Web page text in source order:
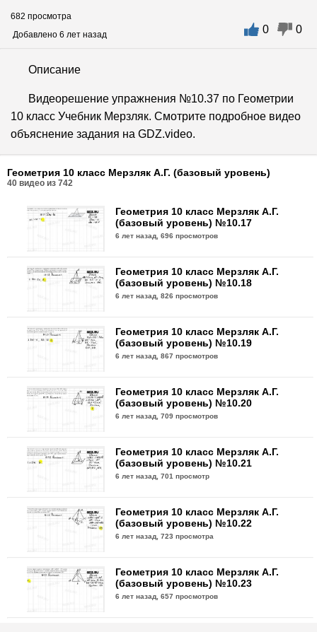
682 просмотра
Добавлено 6 лет назад
0 0
Описание
Видеорешение упражнения №10.37 по Геометрии
10 класс Учебник Мерзляк. Смотрите подробное видео
объяснение задания на GDZ.video.
Геометрия 10 класс Мерзляк А.Г. (базовый уровень)
40 видео из 742
Геометрия 10 класс Мерзляк А.Г.
(базовый уровень) №10.17
6 лет назад,696 просмотров
Геометрия 10 класс Мерзляк А.Г.
(базовый уровень) №10.18
6 лет назад,826 просмотров
Геометрия 10 класс Мерзляк А.Г.
(базовый уровень) №10.19
6 лет назад,867 просмотров
Геометрия 10 класс Мерзляк А.Г.
(базовый уровень) №10.20
6 лет назад,709 просмотров
Геометрия 10 класс Мерзляк А.Г.
(базовый уровень) №10.21
6 лет назад,701 просмотр
Геометрия 10 класс Мерзляк А.Г.
(базовый уровень) №10.22
6 лет назад,723 просмотра
Геометрия 10 класс Мерзляк А.Г.
(базовый уровень) №10.23
6 лет назад,657 просмотров